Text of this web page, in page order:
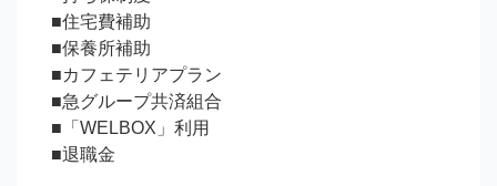
■住宅費補助
■保養所補助
■カフェテリアプラン
■急グループ共済組合
■「WELBOX」利用
■退職金